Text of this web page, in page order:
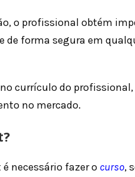
o profissional obtém
forma segura em
currículo do
no mercado.
necessário fazer o curso,